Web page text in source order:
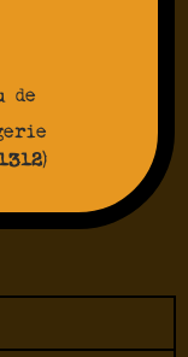
de
)